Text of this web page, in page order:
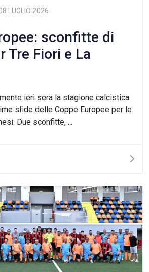
LUGLIO 2026
sconfitte di
Tre Fiori e La
ieri sera la stagione calcistica
sfide delle Coppe Europee per le
Due sconfitte, ...